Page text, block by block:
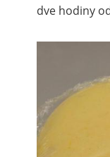
dve hodiny